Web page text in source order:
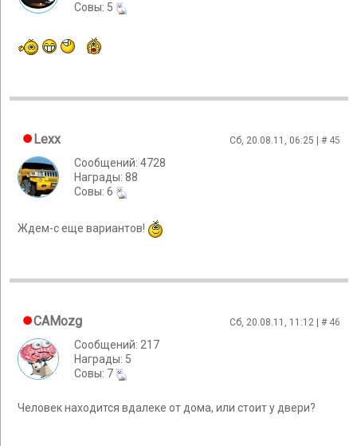
Cовы: 5
Lexx Сб, 20.08.11, 06:25 | # 45
Сообщений: 4728
Награды: 88
Cовы: 6
Ждем-с еще вариантов!
CAMozg Сб, 20.08.11, 11:12 | # 46
Сообщений: 217
Награды: 5
Cовы: 7
Человек находится вдалеке от дома, или стоит у двери?